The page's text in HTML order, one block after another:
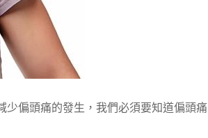
少偏頭痛的發生，我們必須要知道偏頭痛